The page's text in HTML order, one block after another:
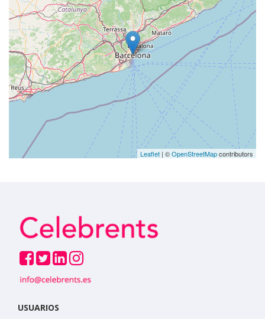
Leaflet | ©OpenStreetMapcontributors
USUARIOS